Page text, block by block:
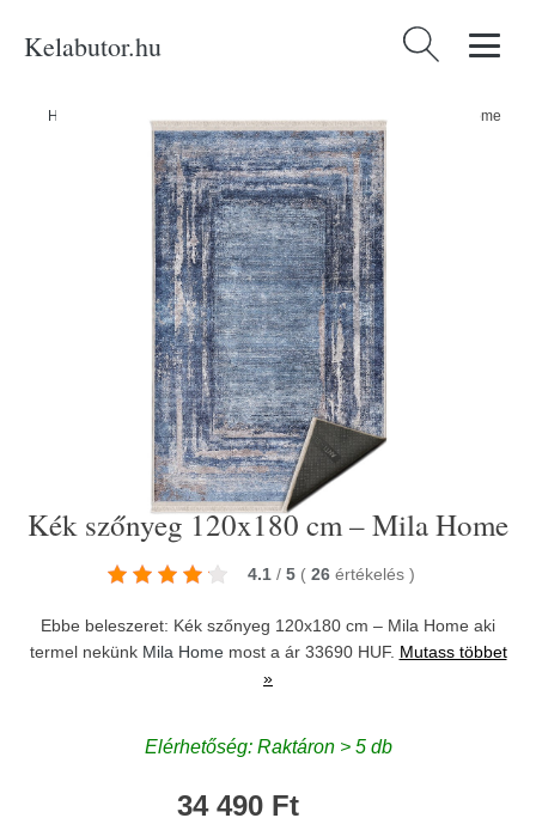
Kelabutor.hu Keresés:
Home Kék szőnyeg 120x180 cm – Mila Home
Kék szőnyeg 120x180 cm – Mila Home
4.1 / 5 ( 26 értékelés )
Ebbe beleszeret: Kék szőnyeg 120x180 cm – Mila Home aki
termel nekünk Mila Homemost a ár 33690 HUF. Mutass többet
»
Elérhetőség: Raktáron > 5 db
34 490 Ft